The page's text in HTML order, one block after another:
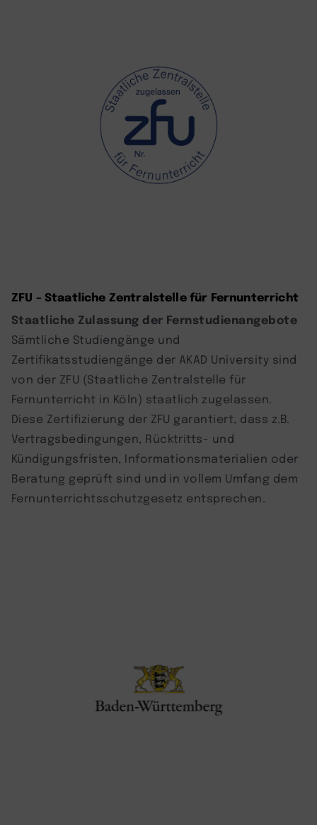
ZFU – Staatliche Zentralstelle für Fernunterricht
Staatliche Zulassung der Fernstudienangebote
Sämtliche Studiengänge und
Zertifikatsstudiengänge der AKAD University sind
von der ZFU (Staatliche Zentralstelle für
Fernunterricht in Köln) staatlich zugelassen.
Diese Zertifizierung der ZFU garantiert, dass z.B.
Vertragsbedingungen, Rücktritts- und
Kündigungsfristen, Informationsmaterialien oder
Beratung geprüft sind und in vollem Umfang dem
Fernunterrichtsschutzgesetz entsprechen.